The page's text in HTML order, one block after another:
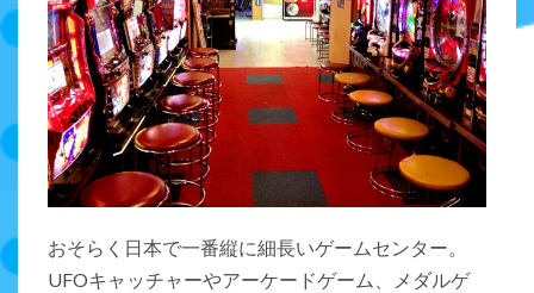
おそらく日本で一番縦に細長いゲームセンター。
UFOキャッチャーやアーケードゲーム、メダルゲ